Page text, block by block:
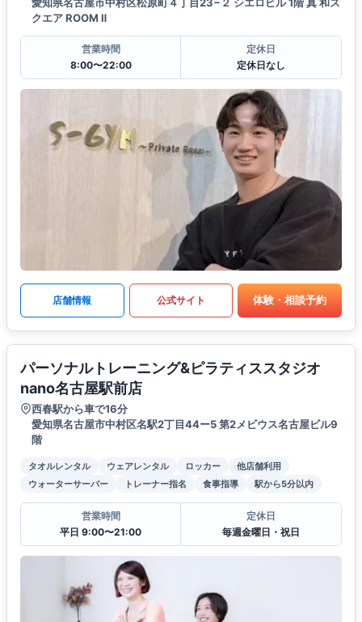
愛知県名古屋市中村区松原町４丁目23−２ シエロビル 1階 真 和ス
クエア ROOM Ⅱ
営業時間
8:00〜22:00
定休日
定休日なし
店舗情報 公式サイト 体験・相談予約
パーソナルトレーニング&ピラティススタジオ
nano名古屋駅前店
西春駅から車で16分
愛知県名古屋市中村区名駅2丁目44ー5 第2メビウス名古屋ビル9
階
タオルレンタル ウェアレンタル ロッカー
他店舗利用
ウォーターサーバー
トレーナー指名 食事指導 駅から5分以内
営業時間
平日 9:00〜21:00
定休日
毎週金曜日・祝日